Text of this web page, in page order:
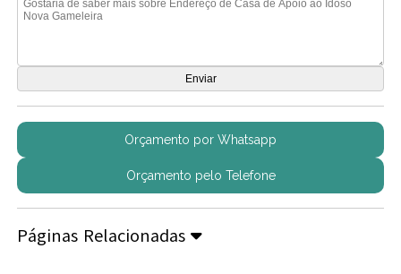
Orçamento por Whatsapp
Orçamento pelo Telefone
Páginas Relacionadas